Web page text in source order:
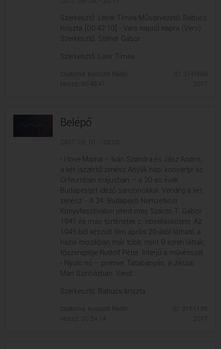
Szerkesztő: Leirer Tímea Műsorvezető: Babucs
Kriszta [00:42:10] - Vers napról napra (Vers)
Szerkesztő: Stifner Gábor ...
Szerkesztő: Laier Tímea
Csatorna: Kossuth Rádió
Hossz: 00:48:47
ID: 3146696
2017
Belépő
2017. 05. 01. - 20:05
- I love Mama – Iván Szandra és Jász Andris,
a két jazzértő zenész Anyák napi koncertje az
Orfeumban májusban – a 20-as évek
Budapestjét idéző sanzonokkal. Vendég a két
zenész. - A 24. Budapesti Nemzetközi
Könyvfesztiválon jelent meg Szántó T. Gábor
1945 és más történetek c. novelláskötete. Az
1945-ből készült film április 20-ától látható a
hazai mozikban már több, mint 9 ezren látták,
főszereplője Rudolf Péter. Interjú a művésszel.
- Nyolc nő – premier Tatabányán, a Jászai
Mari Színházban. Vend...
Szerkesztő: Babucs kriszta
Csatorna: Kossuth Rádió
Hossz: 00:54:14
2017